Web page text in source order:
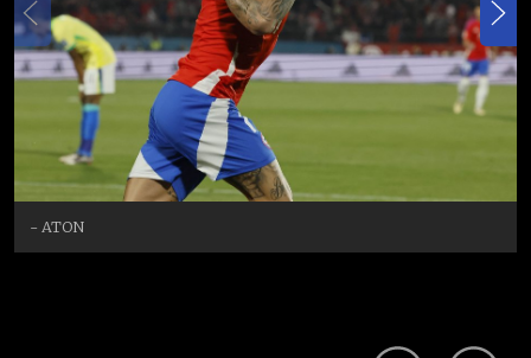
- ATON